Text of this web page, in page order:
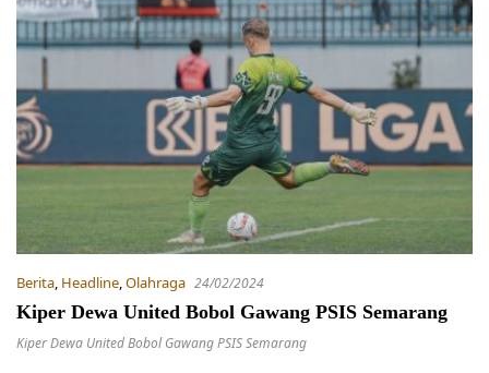
Berita, Headline,Olahraga 24/02/2024
Kiper Dewa United Bobol Gawang PSIS Semarang
Kiper Dewa United Bobol Gawang PSIS Semarang